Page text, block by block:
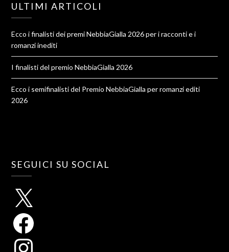
ULTIMI ARTICOLI
Ecco i finalisti dei premi NebbiaGialla 2026 per i racconti e i
romanzi inediti
I finalisti del premio NebbiaGialla 2026
Ecco i semifinalisti del Premio NebbiaGialla per romanzi editi
2026
SEGUICI SU SOCIAL